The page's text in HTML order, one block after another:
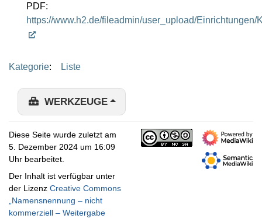
PDF:
https://www.h2.de/fileadmin/user_upload/
Kategorie: Liste
WERKZEUGE
Diese Seite wurde zuletzt am
5. Dezember 2024 um 16:09
Uhr bearbeitet.
Der Inhalt ist verfügbar unter
der Lizenz Creative Commons
„Namensnennung – nicht
kommerziell – Weitergabe